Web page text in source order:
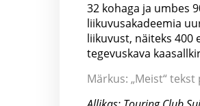
32 kohaga ja umbes
liikuvusakadeemia
liikuvust, näiteks 400
tegevuskava
Märkus: „Meist“